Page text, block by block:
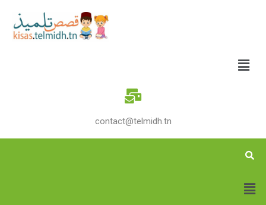
contact@telmidh.tn